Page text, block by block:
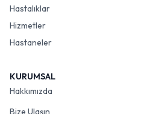
Hastalıklar
Hizmetler
Hastaneler
KURUMSAL
Hakkımızda
Bize Ulaşın